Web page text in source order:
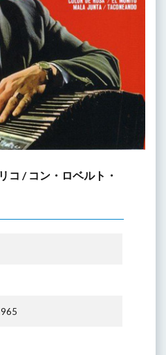
コ / コン・ロベルト・